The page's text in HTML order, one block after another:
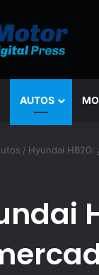
AUTOS
/ Hyundai HB20: